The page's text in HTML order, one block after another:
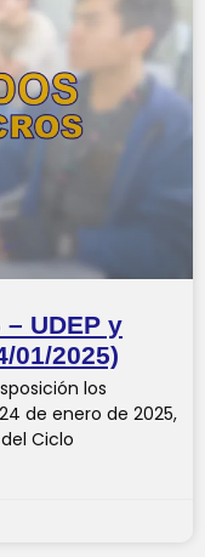
UDEP y
01/2025)
los
de enero de 2025,
Ciclo